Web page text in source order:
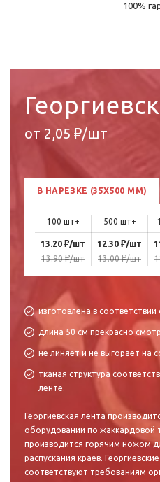
100%
от 2,05 ₽/шт
В НАРЕЗКЕ (35X500 ММ)
100 шт+ 500 шт+
13.20 ₽/шт
13.90₽/шт
12.30 ₽/шт
13.00₽/шт
изготовлена в соответствии
длина 50 см прекрасно
не линяет и не выгорает на
тканая структура
ленте.
Георгиевская лента
оборудовании по жаккардовой
производится горячим ножом
распускания краев.
соответствуют требованиям